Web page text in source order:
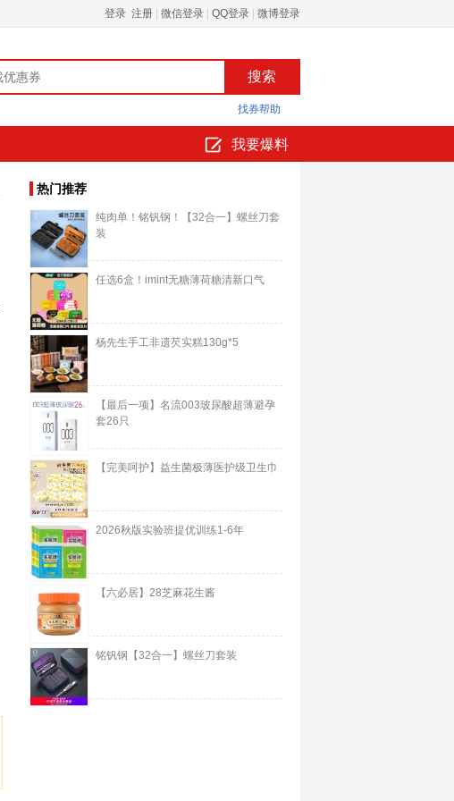
登录 注册 微信登录 QQ登录 微博登录
找券帮助
我要爆料
热门推荐
纯肉单！铭钒钢！【32合一】螺丝刀套
装
任选6盒！imint无糖薄荷糖清新口气
杨先生手工非遗芡实糕130g*5
【最后一项】名流003玻尿酸超薄避孕
套26只
【完美呵护】益生菌极薄医护级卫生巾
2026秋版实验班提优训练1-6年
【六必居】28芝麻花生酱
铭钒钢【32合一】螺丝刀套装